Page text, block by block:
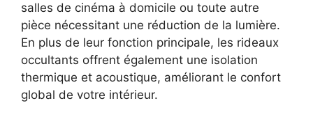
salles de cinéma à domicile ou toute autre
pièce nécessitant une réduction de la lumière.
En plus de leur fonction principale, les rideaux
occultants offrent également une isolation
thermique et acoustique, améliorant le confort
global de votre intérieur.